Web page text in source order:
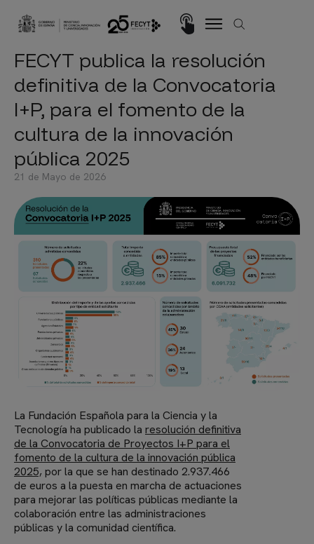
Imagen
21 de Mayo de 2026
FECYT publica la resolución
definitiva de la Convocatoria
I+P, para el fomento de la
cultura de la innovación
pública 2025
La Fundación Española para la Ciencia y la
Tecnología ha publicado la resolución definitiva
de la Convocatoria de Proyectos I+P para el
fomento de la cultura de la innovación pública
2025, por la que se han destinado 2.937.466
de euros a la puesta en marcha de actuaciones
para mejorar las políticas públicas mediante la
colaboración entre las administraciones
públicas y la comunidad científica.